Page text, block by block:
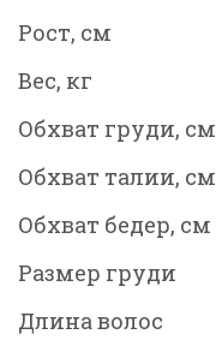
Рост, см
Вес, кг
Обхват груди, см
Обхват талии, см
Обхват бедер, см
Размер груди
Длина волос